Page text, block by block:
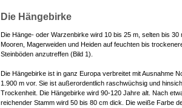
Die Hängebirke
Die Hänge- oder Warzenbirke wird 10 bis 25 m, selten bis
Mooren, Magerweiden und Heiden auf feuchten bis
Steinböden anzutreffen (Bild 1).
Die Hängebirke ist in ganz Europa verbreitet mit Ausnahme
1.900 m vor. Sie ist außerordentlich raschwüchsig und
Trockenheit. Die Hängebirke wird 90-120 Jahre alt. Nach
reichender Stamm wird 50 bis 80 cm dick. Die weiße Farbe